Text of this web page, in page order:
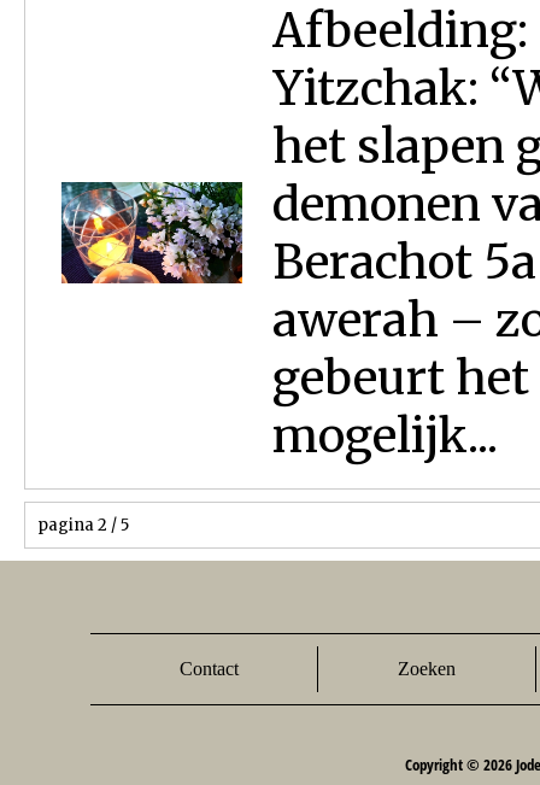
Yitzchak:
het slapen
demonen
Berachot
awerah –
gebeurt
mogelijk...
pagina 2 / 5
Contact Zoeken
Copyright © 2026